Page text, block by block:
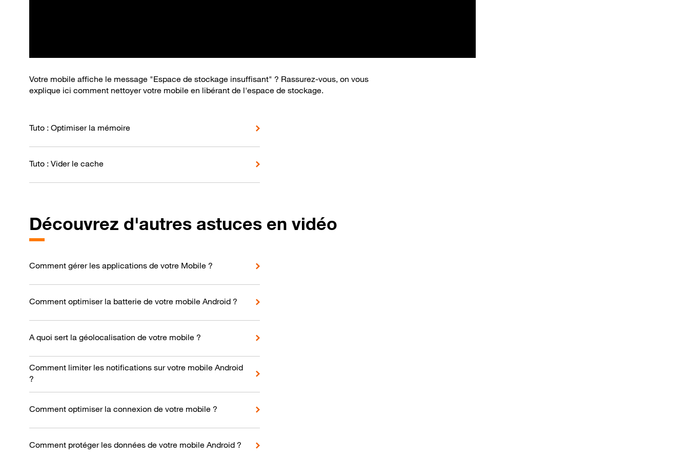
Votre mobile affiche le message "Espace de stockage insuffisant" ? Rassurez-vous, on vous
explique ici comment nettoyer votre mobile en libérant de l'espace de stockage.
Tuto : Optimiser la mémoire
Tuto : Vider le cache
Découvrez d'autres astuces en vidéo
Comment gérer les applications de votre Mobile ?
Comment optimiser la batterie de votre mobile Android ?
A quoi sert la géolocalisation de votre mobile ?
Comment limiter les notifications sur votre mobile Android
?
Comment optimiser la connexion de votre mobile ?
Comment protéger les données de votre mobile Android ?